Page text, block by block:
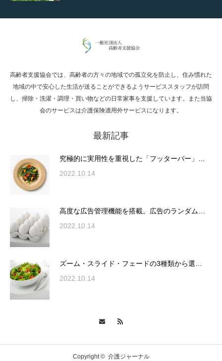
通常投稿
Hello world!
究極的に実用性を重視した「フッターバー」
表示やショートコード…
ズーム・スライド・フェードの3種類から選
択可能な洗練されたホ…
変幻自在、あらゆる業種に対応可能な新しい
高齢者支援協会では、高齢者の方々の地域での孤立化を防止し、住み慣れた
地域の中で安心した生活が送ることができるようサービススタッフが訪問
し、掃除・洗濯・調理・買い物などの日常家事を支援しています。また当協
会のサービスは介護保険適用外サービスになります。
最新記事
究極的に実用性を重視した「フッターバー」…
2022.10.14
高度な広告管理機能を搭載。広告のランダム…
2022.10.14
ズーム・スライド・フェードの3種類から選…
2022.10.14
Copyright © 介護ジャーナル